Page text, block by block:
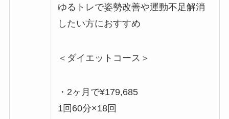
ゆるトレで姿勢改善や運動不足解消
したい方におすすめ
＜ダイエットコース＞
・2ヶ月で¥179,685
1回60分×18回